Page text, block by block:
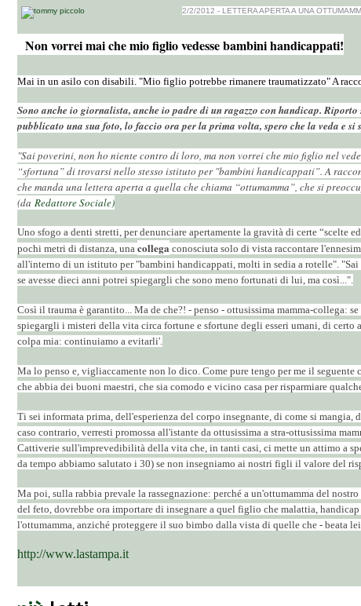
Interviste
Risorse
2/2/2012 - LETTERA APERTA A UNA
Non vorrei mai che mio figlio vedessebambini handicappati!
Mai in un asilo con disabili. "Mio figlio potrebbe rimanere traumatizzato" A
Sono anche io giornalista, anche io padre di un ragazzo con handicap.
pubblicato una sua foto, lo faccio ora per la prima volta, spero che la veda e
"Sai poverini, non ho niente contro di loro, ma non vorrei che mio figlio nel
“sfortuna” di trovarsi nello stesso istituto per "bambini handicappati”. A
che manda una lettera aperta a quella che chiama “ottumamma”, che si
(da Redattore Sociale)
Uno sfogo a denti stretti, per denunciare apertamente la gravità di certe “scelte
pochi metri di distanza, una collega conosciuta solo di vista raccontare
all'interno di un istituto per "bambini handicappati, molti in sedia a rotelle".
se avesse dieci anni potrei spiegargli che sono meno fortunati di lui, ma così...".
Così il trauma è garantito... Ma de che?! - penso - ottusissima mamma-collega:
spiegargli i misteri della vita circa fortune e sfortune degli esseri umani, di certo
colpa mia: continuiamo a evitarli'.
Ma lo penso e, vigliaccamente non lo dico. Come pure tengo per me il
che abbia dei buoni maestri, che sia comodo e vicino casa per risparmiare
Ti sei informata prima, dell'esperienza del corpo insegnante, di come si
caso contrario, verresti promossa all'istante da ottusissima a stra-ottusissima
Cattiverie sull'imprevedibilità della vita che, in tanti casi, ci mette un attimo a
da tempo abbiamo salutato i 30) se non insegniamo ai nostri figli il valore del
Ma poi, sulla rabbia prevale la rassegnazione: perché a un'ottumamma del
del feto, dovrebbe ora importare di insegnare a quel figlio che malattia,
l'ottumamma, anziché proteggere il suo bimbo dalla vista di quelle che - beata
http://www.lastampa.it